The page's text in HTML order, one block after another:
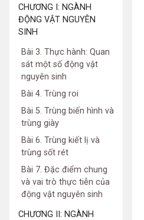
CHƯƠNG I: NGÀNH
ĐỘNG VẬT NGUYÊN
SINH
Bài 3. Thực hành: Quan
sát một số động vật
nguyên sinh
Bài 4. Trùng roi
Bài 5. Trùng biến hình và
trùng giày
Bài 6. Trùng kiết lị và
trùng sốt rét
Bài 7. Đặc điểm chung
và vai trò thực tiễn của
động vật nguyên sinh
CHƯƠNG II: NGÀNH